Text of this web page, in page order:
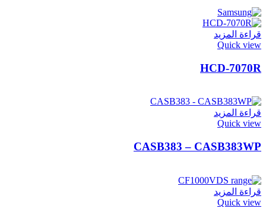
قراءة المزيد
Quick view
HCD-7070R
قراءة المزيد
Quick view
CASB383 – CASB383WP
قراءة المزيد
Quick view